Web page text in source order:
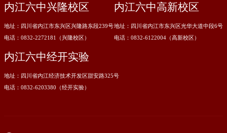
内江六中兴隆校区
地址：四川省内江市东兴区兴隆路东段239号
电话：0832-2272181（兴隆校区）
内江六中高新校区
地址：四川省内江市东兴区光华大道中段6号
电话：0832-6122004（高新校区）
内江六中经开实验
地址：四川省内江经济技术开发区甜安路325号
电话：0832-6203380（经开实验）